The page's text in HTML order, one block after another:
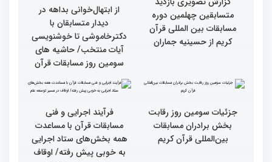
گزارش تصویری دومین روز
رقابت بخش بانوان چهلمین
دوره مسابقات بین المللی
قرآن کریم (بخش دوم)
گزارش تصویری دومین روز
رقابت بخش بانوان چهلمین
دوره مسابقات بین المللی
قرآن کریم (بخش اول)
گزارش تصویری بازدید
متسابقین چهلمین دوره
مسابقات بین المللی قرآن
کریم از حسینیه جماران
دیدار متسابقان با
دکترخاموشی تا خوشنویسی
آیات منتخب/ حاشیه های
سومین روز مسابقات قرآن